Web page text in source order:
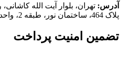
آدرس: تهران، بلوار آیت الله
پلاک 464، ساختمان نور، طبقه 2، واحد 9
تضمین امنیت پرداخت